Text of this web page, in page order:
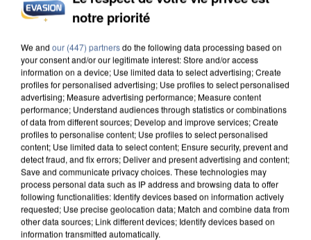
Votre n° de téléphone*
Votre message*
notre priorité
We and our (447) partnersdo the following data processing based on
your consent and/or our legitimate interest: Store and/or access
information on a device; Use limited data to select advertising; Create
profiles for personalised advertising; Use profiles to select personalised
advertising; Measure advertising performance; Measure content
performance; Understand audiences through statistics or combinations
of data from different sources; Develop and improve services; Create
profiles to personalise content; Use profiles to select personalised
content; Use limited data to select content; Ensure security, prevent and
detect fraud, and fix errors; Deliver and present advertising and content;
Save and communicate privacy choices. These technologies may
process personal data such as IP address and browsing data to offer
following functionalities: Identify devices based on information actively
requested; Use precise geolocation data; Match and combine data from
other data sources; Link different devices; Identify devices based on
information transmitted automatically.